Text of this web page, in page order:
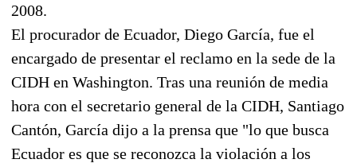
2008.
El procurador de Ecuador, Diego García, fue el
encargado de presentar el reclamo en la sede de la
CIDH en Washington. Tras una reunión de media
hora con el secretario general de la CIDH, Santiago
Cantón, García dijo a la prensa que "lo que busca
Ecuador es que se reconozca la violación a los